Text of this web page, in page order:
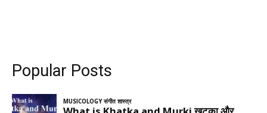
Popular Posts